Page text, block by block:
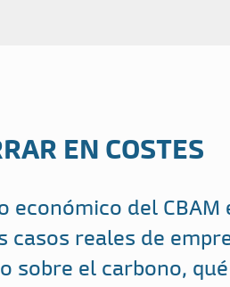
EN COSTES
económico del CBAM
reales de
sobre el carbono, qué